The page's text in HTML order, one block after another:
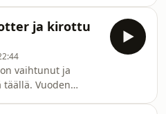
löytää
kirjan todellinen
viihdyt jakson
Vilma: Harry
Arctic
Night
ja kirottu
vaihtunut ja
täällä. Vuoden